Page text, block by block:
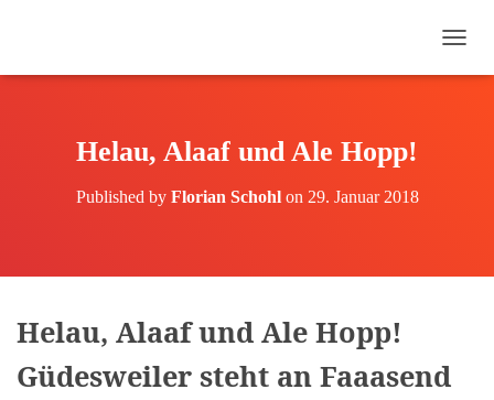
A
Helau, Alaaf und Ale Hopp!
Published by Florian Schohlon 29. Januar 2018
Helau, Alaaf und Ale Hopp!
Güdesweiler steht an Faaasend